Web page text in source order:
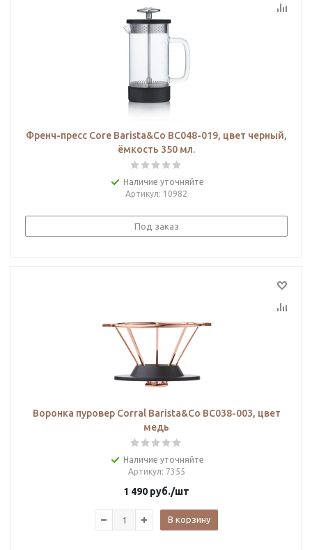
Френч-пресс Core Barista&Co BC048-019, цвет черный,
ёмкость 350 мл.
Наличие уточняйте
Артикул: 10982
Под заказ
Воронка пуровер Corral Barista&Co BC038-003, цвет
медь
Наличие уточняйте
Артикул: 7355
1 490 руб./шт
В корзину